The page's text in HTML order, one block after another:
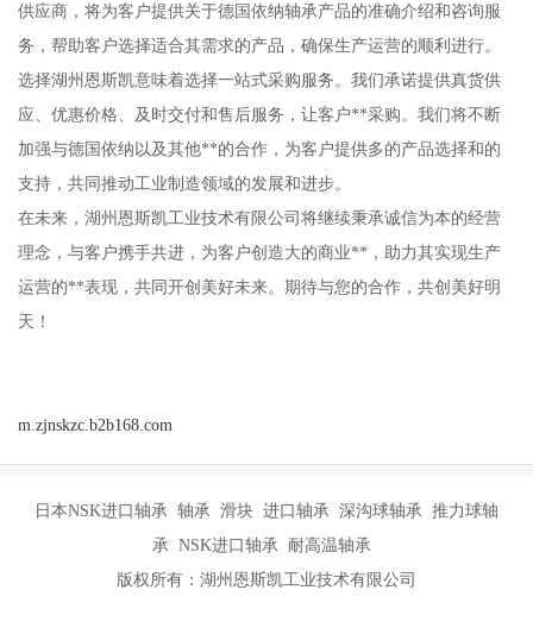
供应商，将为客户提供关于德国依纳轴承产品的准确介绍和咨询服
务，帮助客户选择适合其需求的产品，确保生产运营的顺利进行。
选择湖州恩斯凯意味着选择一站式采购服务。我们承诺提供真货供
应、优惠价格、及时交付和售后服务，让客户**采购。我们将不断
加强与德国依纳以及其他**的合作，为客户提供多的产品选择和的
支持，共同推动工业制造领域的发展和进步。
在未来，湖州恩斯凯工业技术有限公司将继续秉承诚信为本的经营
理念，与客户携手共进，为客户创造大的商业**，助力其实现生产
运营的**表现，共同开创美好未来。期待与您的合作，共创美好明
天！
m.zjnskzc.b2b168.com
日本NSK进口轴承 轴承 滑块 进口轴承 深沟球轴承 推力球轴
承 NSK进口轴承 耐高温轴承
版权所有：湖州恩斯凯工业技术有限公司